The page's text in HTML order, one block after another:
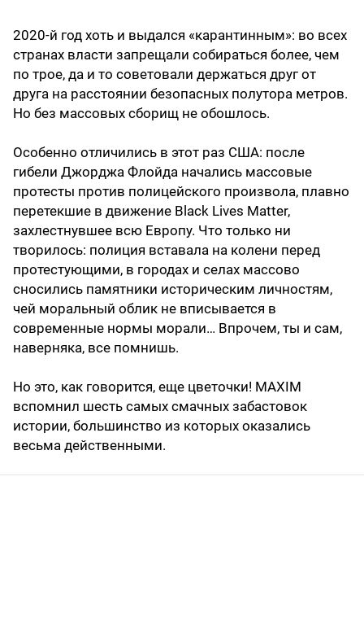
2020-й год хоть и выдался «карантинным»: во всех
странах власти запрещали собираться более, чем
по трое, да и то советовали держаться друг от
друга на расстоянии безопасных полутора метров.
Но без массовых сборищ не обошлось.
Особенно отличились в этот раз США: после
гибели Джорджа Флойда начались массовые
протесты против полицейского произвола, плавно
перетекшие в движение Black Lives Matter,
захлестнувшее всю Европу. Что только ни
творилось: полиция вставала на колени перед
протестующими, в городах и селах массово
сносились памятники историческим личностям,
чей моральный облик не вписывается в
современные нормы морали… Впрочем, ты и сам,
наверняка, все помнишь.
Но это, как говорится, еще цветочки! MAXIM
вспомнил шесть самых смачных забастовок
истории, большинство из которых оказались
весьма действенными.